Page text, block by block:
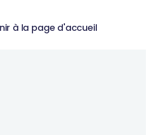
à la page d'accueil